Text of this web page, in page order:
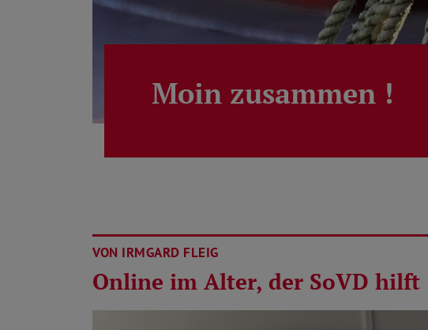
Moin zusammen !
VON IRMGARD FLEIG
Online im Alter, der SoVD hilft